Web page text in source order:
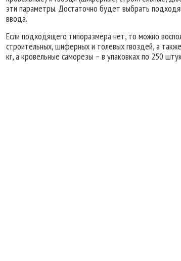
эти параметры. Достаточно будет выбрать
ввода.
Если подходящего типоразмера нет, то можно
строительных, шиферных и толевых гвоздей, а
кг, а кровельные саморезы – в упаковках по 250